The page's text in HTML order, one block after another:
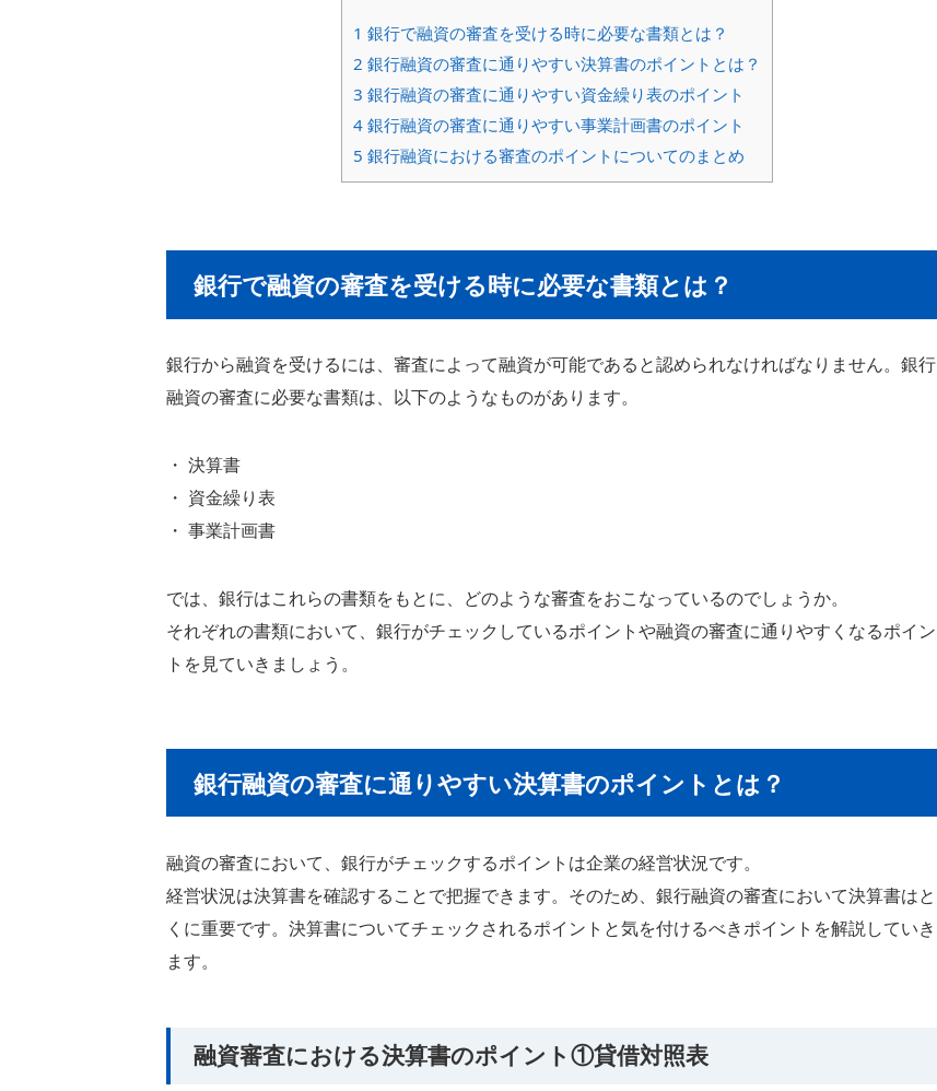
1 銀行で融資の審査を受ける時に必要な書類とは？
2 銀行融資の審査に通りやすい決算書のポイントとは？
3 銀行融資の審査に通りやすい資金繰り表のポイント
4銀行融資の審査に通りやすい事業計画書のポイント
5 銀行融資における審査のポイントについてのまとめ
銀行で融資の審査を受ける時に必要な書類とは？
銀行から融資を受けるには、審査によって融資が可能であると認められなければなりません。銀行
融資の審査に必要な書類は、以下のようなものがあります。
・ 決算書
・ 資金繰り表
・ 事業計画書
では、銀行はこれらの書類をもとに、どのような審査をおこなっているのでしょうか。
それぞれの書類において、銀行がチェックしているポイントや融資の審査に通りやすくなるポイン
トを見ていきましょう。
銀行融資の審査に通りやすい決算書のポイントとは？
融資の審査において、銀行がチェックするポイントは企業の経営状況です。
経営状況は決算書を確認することで把握できます。そのため、銀行融資の審査において決算書はと
くに重要です。決算書についてチェックされるポイントと気を付けるべきポイントを解説していき
ます。
融資審査における決算書のポイント①貸借対照表